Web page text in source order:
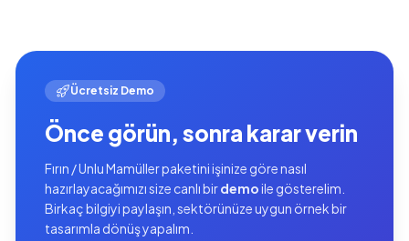
Ücretsiz Demo
Önce görün, sonra karar verin
Fırın / Unlu Mamüller paketini işinize göre nasıl
hazırlayacağımızı size canlı birdemoile gösterelim.
Birkaç bilgiyi paylaşın, sektörünüze uygun örnek bir
tasarımla dönüş yapalım.